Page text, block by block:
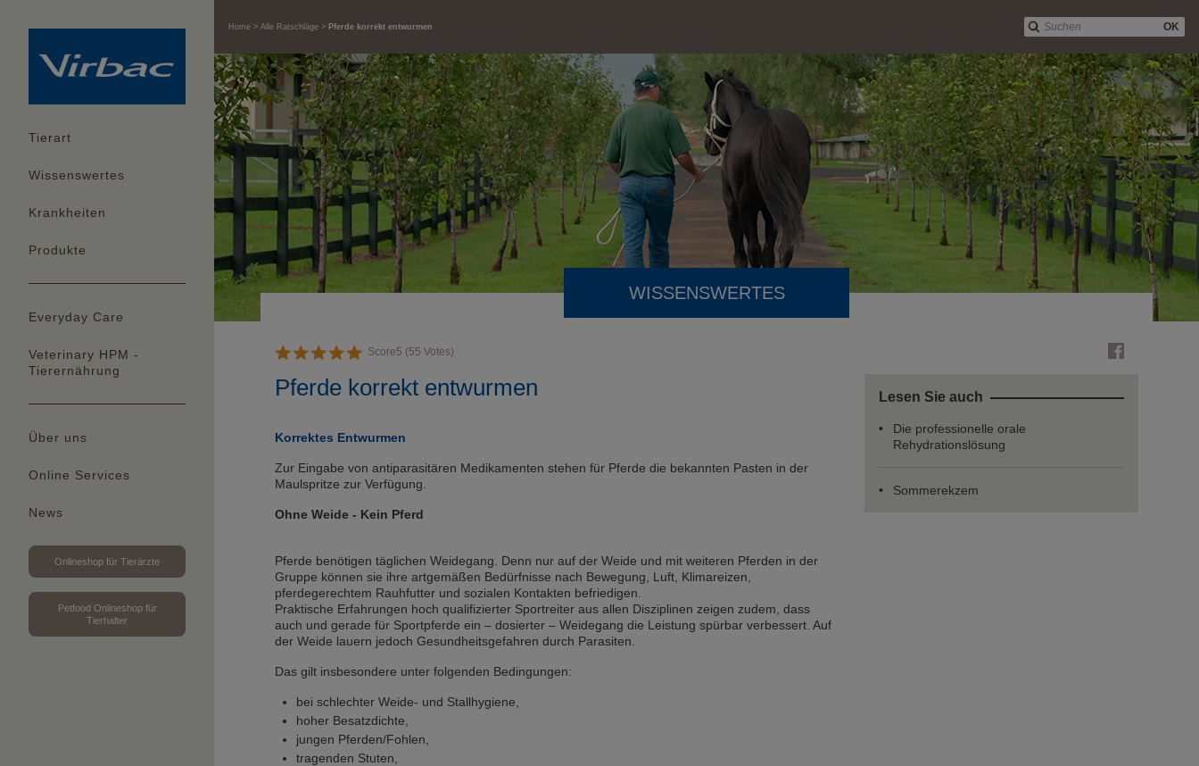
Tierart
Wissenswertes
Krankheiten
Produkte
Everyday Care
Veterinary HPM -
Tierernährung
Über uns
Online Services
News
Onlineshop für Tierärzte
Petfood Onlineshop für
Tierhalter
OK
Home Alle Ratschläge Pferde korrekt entwurmen
WISSENSWERTES
Score5 (55 Votes)
Pferde korrekt entwurmen
Korrektes Entwurmen
Zur Eingabe von antiparasitären Medikamenten stehen für Pferde die bekannten Pasten in der
Maulspritze zur Verfügung.
Ohne Weide - Kein Pferd
Pferde benötigen täglichen Weidegang. Denn nur auf der Weide und mit weiteren Pferden in der
Gruppe können sie ihre artgemäßen Bedürfnisse nach Bewegung, Luft, Klimareizen,
pferdegerechtem Rauhfutter und sozialen Kontakten befriedigen.
Praktische Erfahrungen hoch qualifizierter Sportreiter aus allen Disziplinen zeigen zudem, dass
auch und gerade für Sportpferde ein – dosierter – Weidegang die Leistung spürbar verbessert. Auf
der Weide lauern jedoch Gesundheitsgefahren durch Parasiten.
Das gilt insbesondere unter folgenden Bedingungen:
bei schlechter Weide- und Stallhygiene,
hoher Besatzdichte,
jungen Pferden/Fohlen,
tragenden Stuten,
Lesen Sie auch
Die professionelle orale
Rehydrationslösung
Sommerekzem